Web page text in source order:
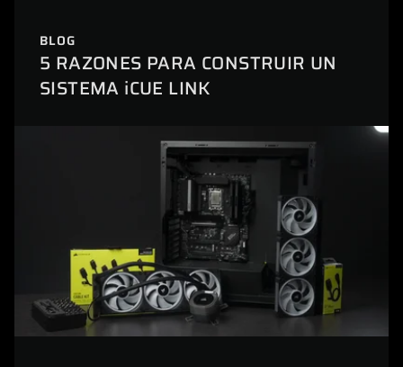
BLOG
5 RAZONES PARA CONSTRUIR UN
SISTEMA iCUE LINK